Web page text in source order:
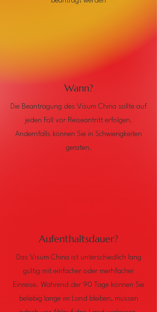
Wann?
Die Beantragung des Visum China sollte auf
jeden Fall vor Reiseantritt erfolgen.
Andernfalls können Sie in Schwierigkeiten
geraten.
Aufenthaltsdauer?
Das Visum China ist unterschiedlich lang
gültig mit einfacher oder merhfacher
Einreise. Während der 90 Tage können Sie
beliebig lange im Land bleiben, müssen